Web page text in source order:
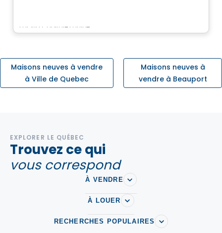
Par Via Capitale Équipe
Maisons neuves à vendre
à Ville de Quebec
Maisons neuves à
vendre à Beauport
EXPLORER LE QUÉBEC
Trouvez ce qui
vous correspond
À VENDRE
À LOUER
RECHERCHES POPULAIRES